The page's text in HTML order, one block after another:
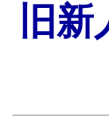
旧